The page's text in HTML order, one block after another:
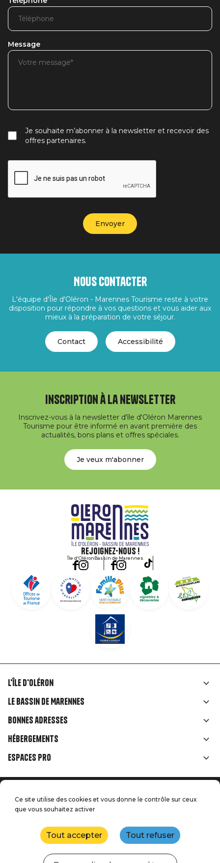
Message
Je souhaite m’abonner à la newsletter et recevoir des
offres partenaires.
Nous contacter
L'équipe d'Île d'Oléron - Marennes Tourisme reste à votre
disposition pour répondre à vos questions et vous aider aux
mieux à la préparation de votre séjour.
Contact Accessibilité
Inscription à la newsletter
Inscrivez-vous à la newsletter d'île d'Oléron Marennes
Tourisme pour être informé en avant première des
actualités, bons plans et offres spéciales.
Je veux m'abonner
Rejoignez-nous !
Île d'OléronBassin de Marennes
Liens
rubriques
L'île d'Oléron
Le Bassin de Marennes
Bonnes adresses
Hébergements
Espaces Pro
Menu
Accueil
Mentions légales
Presse
Nous contacter
Plan du site
Réalisation : StudioJuillet
Ce site utilise des cookies et vous donne le contrôle sur ceux
que vous souhaitez activer
Tout accepter Tout refuser